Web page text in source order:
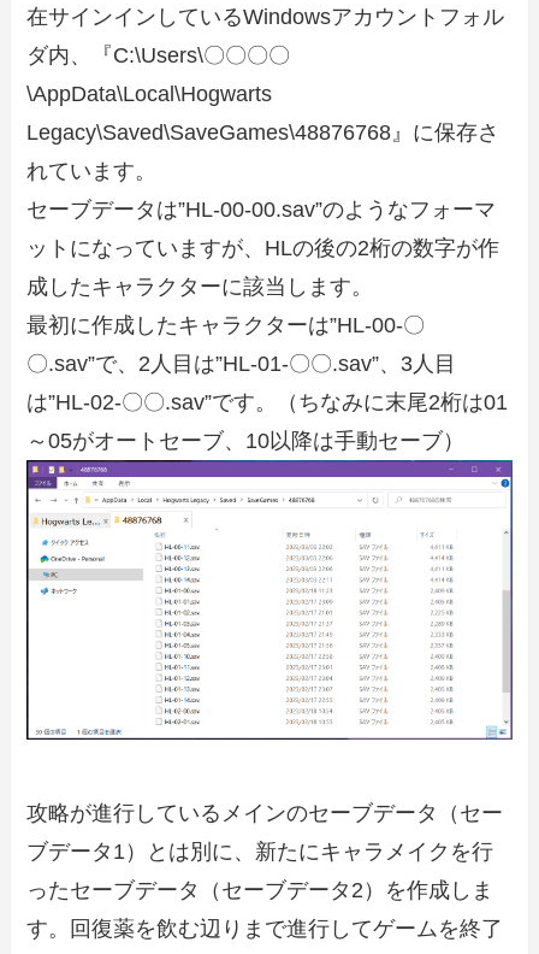
在サインインしているWindowsアカウントフォル
ダ内、『C:\Users\〇〇〇〇
\AppData\Local\Hogwarts
Legacy\Saved\SaveGames\48876768』に保存さ
れています。
セーブデータは”HL-00-00.sav”のようなフォーマ
ットになっていますが、HLの後の2桁の数字が作
成したキャラクターに該当します。
最初に作成したキャラクターは”HL-00-〇
〇.sav”で、2人目は”HL-01-〇〇.sav”、3人目
は”HL-02-〇〇.sav”です。（ちなみに末尾2桁は01
～05がオートセーブ、10以降は手動セーブ）
攻略が進行しているメインのセーブデータ（セー
ブデータ1）とは別に、新たにキャラメイクを行
ったセーブデータ（セーブデータ2）を作成しま
す。回復薬を飲む辺りまで進行してゲームを終了